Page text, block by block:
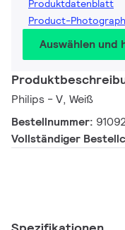
Produktdatenblatt
Product-
Auswählen und
Philips - V, Weiß
Bestellnummer:
Vollständiger